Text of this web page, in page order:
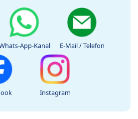
App-Kanal E-Mail / Telefon
Instagram